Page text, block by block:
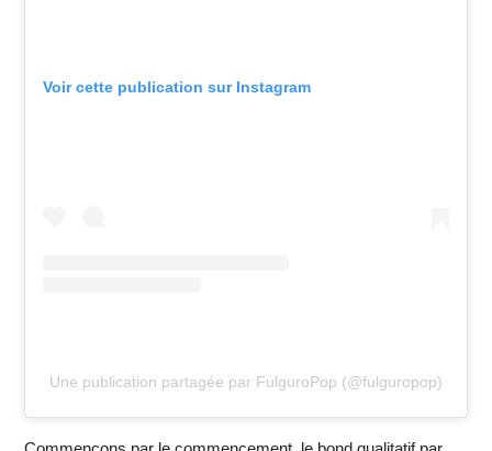
Voir cette publication sur Instagram
Une publication partagée par FulguroPop (@fulguropop)